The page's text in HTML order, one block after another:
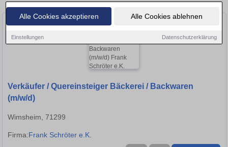
Alle Cookies akzeptieren Alle Cookies ablehnen
Einstellungen Datenschutzerklärung
Verkäufer / Quereinsteiger Bäckerei / Backwaren
(m/w/d)
Wimsheim, 71299
Firma:Frank Schröter e.K.